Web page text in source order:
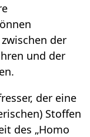
der
und der
der eine
Stoffen
des „Homo